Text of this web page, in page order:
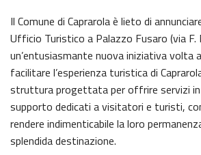
Il Comune di Caprarola è lieto di
Ufficio Turistico a Palazzo Fusaro (via F.
un’entusiasmante nuova iniziativa volta
facilitare l’esperienza turistica di
struttura progettata per offrire servizi
supporto dedicati a visitatori e turisti,
rendere indimenticabile la loro
splendida destinazione.